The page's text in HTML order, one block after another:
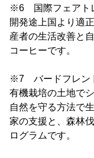
※6 国際フェアト
開発途上国より適
産者の生活改善と
コーヒーです。
※7 バードフレン
有機栽培の土地で
自然を守る方法で
家の支援と、森林
ログラムです。